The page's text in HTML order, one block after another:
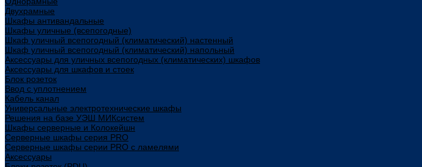
Двухрамные
Шкафы антивандальные
Шкафы уличные (всепогодные)
Шкаф уличный всепогодный (климатический) настенный
Шкаф уличный всепогодный (климатический) напольный
Аксессуары для уличных всепогодных (климатических) шкафов
Аксессуары для шкафов и стоек
Блок розеток
Ввод с уплотнением
Кабель канал
Универсальные электротехнические шкафы
Решения на базе УЭШ МИКсистем
Шкафы серверные и Колокейшн
Серверные шкафы серия PRO
Серверные шкафы серии PRO с ламелями
Аксессуары